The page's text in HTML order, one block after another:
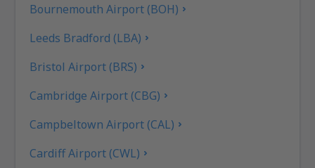
Bournemouth Airport (BOH)
Leeds Bradford (LBA)
Bristol Airport (BRS)
Cambridge Airport (CBG)
Campbeltown Airport (CAL)
Cardiff Airport (CWL)